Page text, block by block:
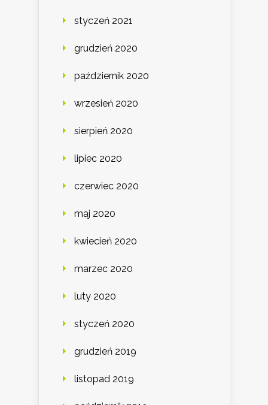
styczeń 2021
grudzień 2020
październik 2020
wrzesień 2020
sierpień 2020
lipiec 2020
czerwiec 2020
maj 2020
kwiecień 2020
marzec 2020
luty 2020
styczeń 2020
grudzień 2019
listopad 2019